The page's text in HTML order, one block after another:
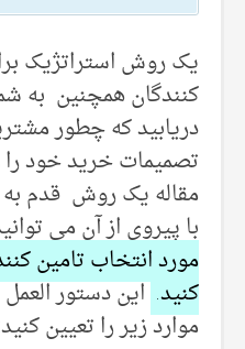
یک روش استراتژیک
کنندگان همچنین به
دریابید که چطور
تصمیمات خرید خود
مقاله یک روش قدم
با پیروی از آن می
مورد انتخاب تامین
کنید.این دستور
موارد زیر را تعیین کنید: